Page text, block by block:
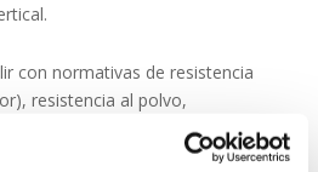
con normativas de resistencia
resistencia al polvo,
y facilidad de